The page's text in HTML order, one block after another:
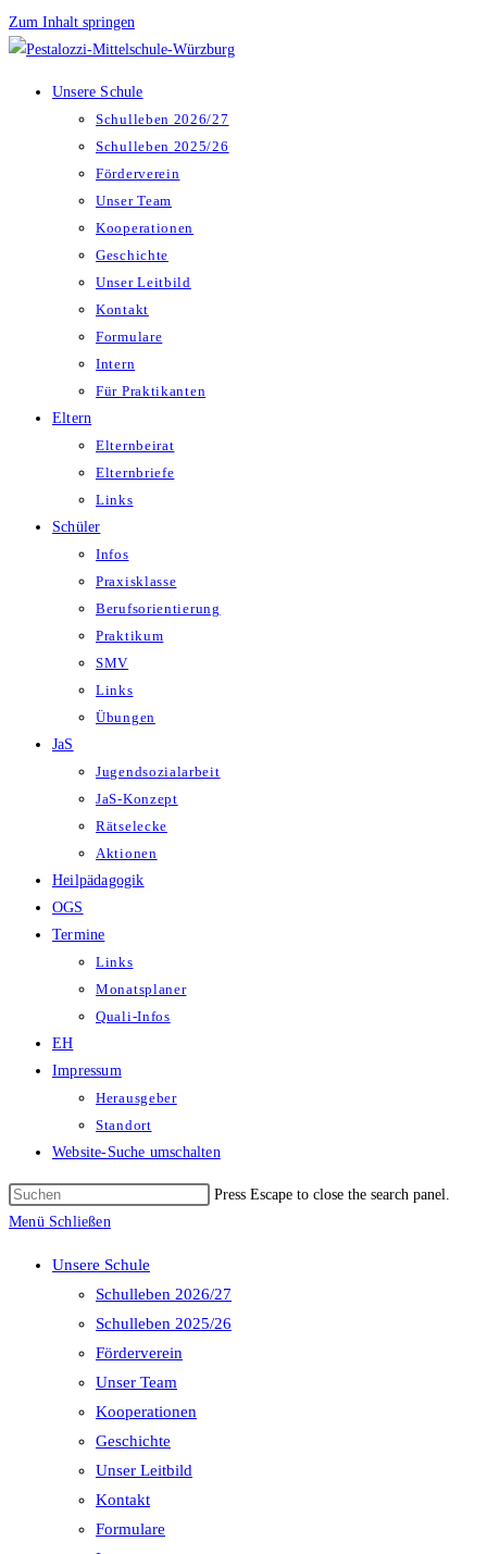
Zum Inhalt springen
Unsere Schule
Schulleben 2026/27
Schulleben 2025/26
Förderverein
Unser Team
Kooperationen
Geschichte
Unser Leitbild
Kontakt
Formulare
Intern
Für Praktikanten
Eltern
Elternbeirat
Elternbriefe
Links
Schüler
Infos
Praxisklasse
Berufsorientierung
Praktikum
SMV
Links
Übungen
JaS
Jugendsozialarbeit
JaS-Konzept
Rätselecke
Aktionen
Heilpädagogik
OGS
Termine
Links
Monatsplaner
Quali-Infos
EH
Impressum
Herausgeber
Standort
Website-Suche umschalten
Press Escape to close the search panel.
Menü Schließen
Unsere Schule
Schulleben 2026/27
Schulleben 2025/26
Förderverein
Unser Team
Kooperationen
Geschichte
Unser Leitbild
Kontakt
Formulare